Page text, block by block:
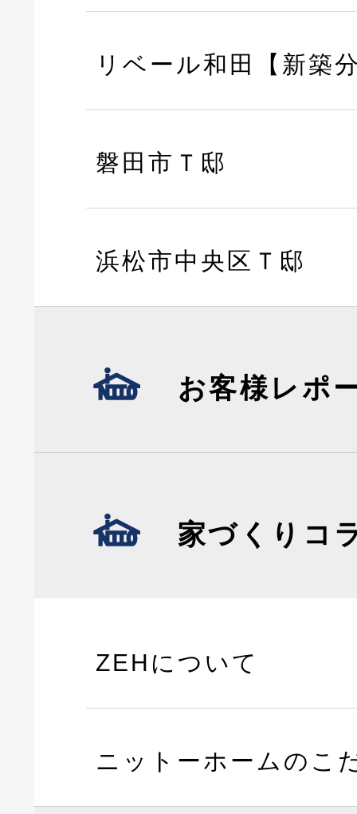
リベール和田【新築
磐田市Ｔ邸
浜松市中央区Ｔ邸
お客様レポ
家づくりコ
ZEHについて
ニットーホームのこ